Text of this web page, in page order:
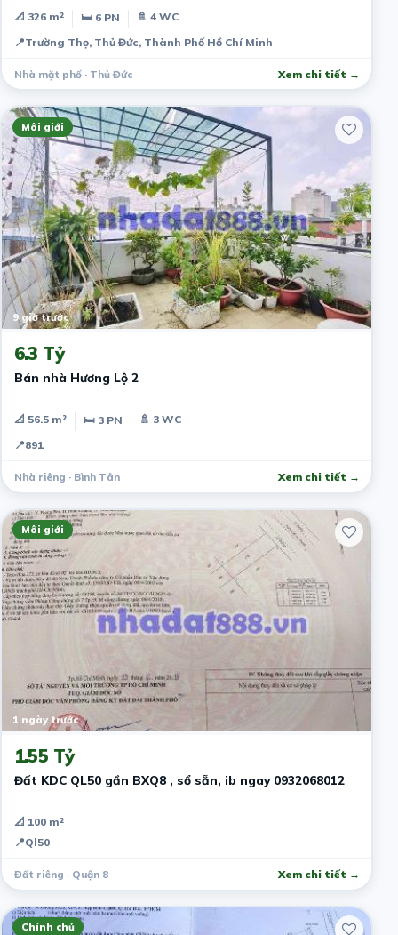
📐 326 m² 🛏 6 PN
🚿 4 WC
📍Trường Thọ, Thủ Đức, Thành Phố Hồ Chí Minh
Nhà mặt phố · Thủ Đức Xem chi tiết →
Môi giới
9 giờ trước
6.3 Tỷ
Bán nhà Hương Lộ 2
📐 56.5 m² 🛏 3 PN
🚿 3 WC
📍891
Nhà riêng · Bình Tân Xem chi tiết →
Môi giới
1 ngày trước
1.55 Tỷ
Đất KDC QL50 gần BXQ8 , sổ sẵn, ib ngay 0932068012
📐 100 m²
📍Ql50
Đất riêng · Quận 8 Xem chi tiết →
Chính chủ